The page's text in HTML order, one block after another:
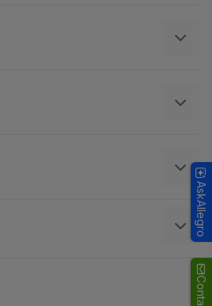
AskAllegro